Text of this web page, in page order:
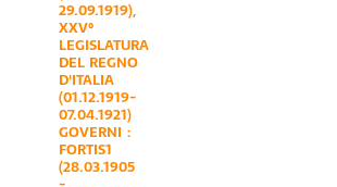
29.09.1919),
XXV°
LEGISLATURA
DEL REGNO
D'ITALIA
(01.12.1919-
07.04.1921)
GOVERNI :
FORTIS1
(28.03.1905